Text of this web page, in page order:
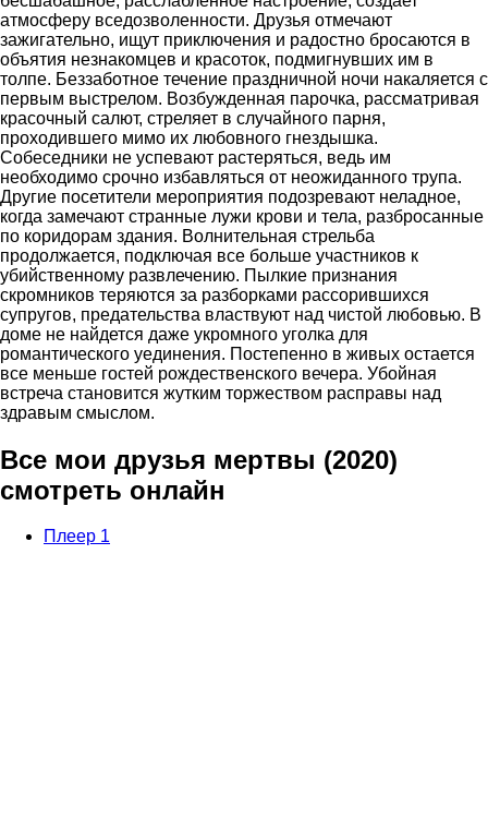
атмосферу вседозволенности. Друзья отмечают
зажигательно, ищут приключения и радостно бросаются в
объятия незнакомцев и красоток, подмигнувших им в
толпе. Беззаботное течение праздничной ночи накаляется с
первым выстрелом. Возбужденная парочка, рассматривая
красочный салют, стреляет в случайного парня,
проходившего мимо их любовного гнездышка.
Собеседники не успевают растеряться, ведь им
необходимо срочно избавляться от неожиданного трупа.
Другие посетители мероприятия подозревают неладное,
когда замечают странные лужи крови и тела, разбросанные
по коридорам здания. Волнительная стрельба
продолжается, подключая все больше участников к
убийственному развлечению. Пылкие признания
скромников теряются за разборками рассорившихся
супругов, предательства властвуют над чистой любовью. В
доме не найдется даже укромного уголка для
романтического уединения. Постепенно в живых остается
все меньше гостей рождественского вечера. Убойная
встреча становится жутким торжеством расправы над
здравым смыслом.
Все мои друзья мертвы (2020)
смотреть онлайн
Плеер 1